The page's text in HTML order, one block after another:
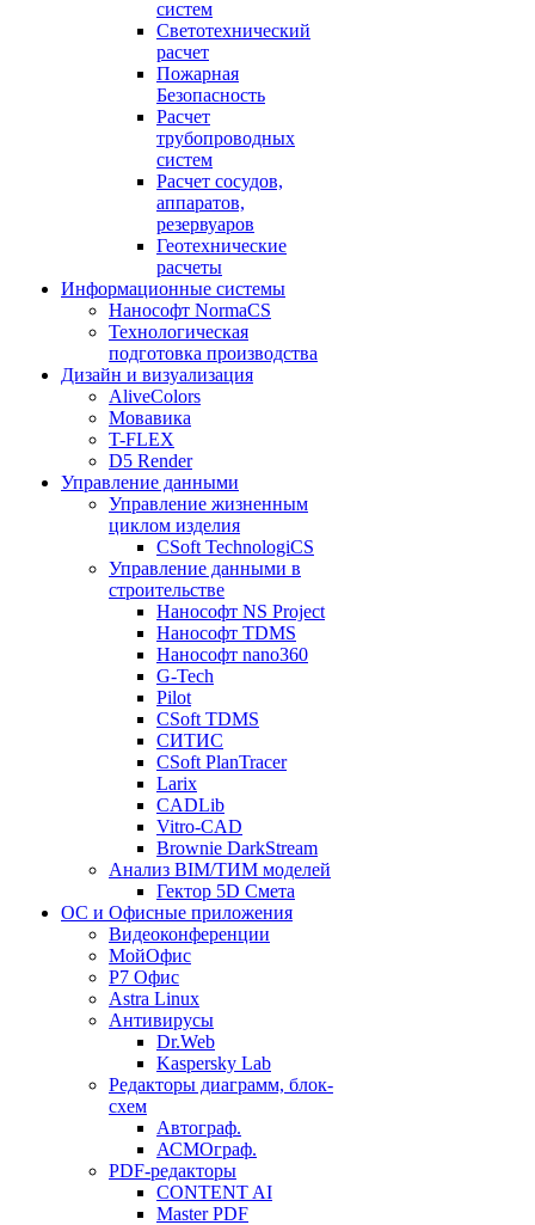
систем
Светотехнический
расчет
Пожарная
Безопасность
Расчет
трубопроводных
систем
Расчет сосудов,
аппаратов,
резервуаров
Геотехнические
расчеты
Информационные системы
Нанософт NormaCS
Технологическая
подготовка производства
Дизайн и визуализация
AliveColors
Мовавика
T-FLEX
D5 Render
Управление данными
Управление жизненным
циклом изделия
CSoft TechnologiCS
Управление данными в
строительстве
Нанософт NS Project
Нанософт TDMS
Нанософт nano360
G-Tech
Pilot
CSoft TDMS
СИТИС
CSoft PlanTracer
Larix
CADLib
Vitro-CAD
Brownie DarkStream
Анализ BIM/ТИМ моделей
Гектор 5D Смета
ОС и Офисные приложения
Видеоконференции
МойОфис
P7 Офис
Astra Linux
Антивирусы
Dr.Web
Kaspersky Lab
Редакторы диаграмм, блок-
схем
Автограф.
АСМОграф.
PDF-редакторы
CONTENT AI
Master PDF